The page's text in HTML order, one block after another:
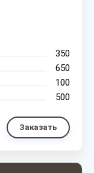
350
650
100
500
Заказать